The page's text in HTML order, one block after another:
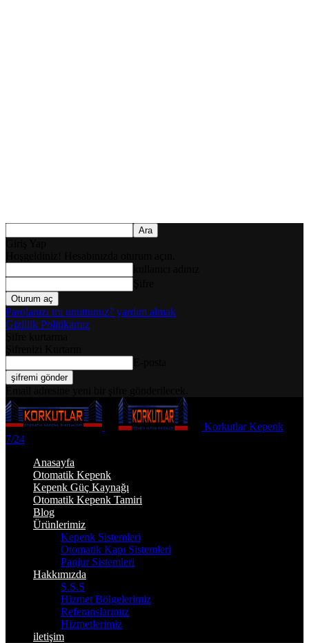
Parolanızı mı unuttunuz? yardım almak
Gizlilik Politikamız
Korkutlar Kepenk
7/24
Anasayfa
Otomatik Kepenk
Kepenk Güç Kaynağı
Otomatik Kepenk Tamiri
Blog
Ürünlerimiz
Kepenk Sistemleri
Otomatik Kapı Sistemleri
Panjur Sistemleri
Hakkımızda
S.S.S
Hizmet Bölgelerimiz
Referanslarımız
Hizmetlerimiz
iletişim